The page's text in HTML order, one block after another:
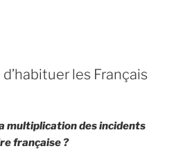
les Français
multiplication des incidents
française ?